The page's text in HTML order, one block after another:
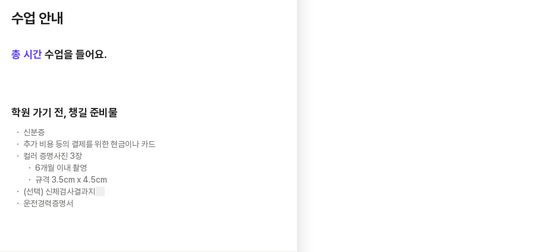
수업 안내
총 시간수업을 들어요.
학원 가기 전, 챙길 준비물
신분증
추가 비용 등의 결제를 위한 현금이나 카드
컬러 증명사진 3장
6개월 이내 촬영
규격 3.5cm x 4.5cm
(선택) 신체검사결과지
운전경력증명서